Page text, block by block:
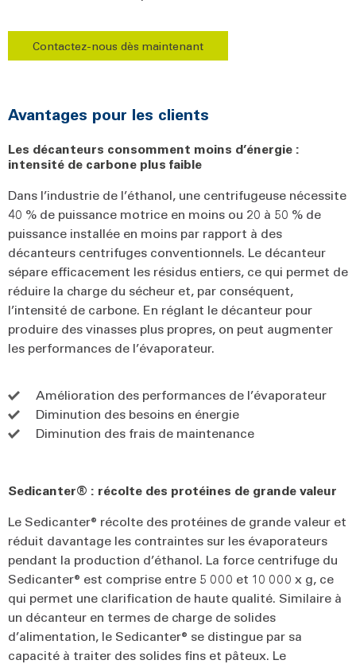
Contactez-nous dès maintenant
Avantages pour les clients
Les décanteurs consomment moins d’énergie :
intensité de carbone plus faible
Dans l’industrie de l’éthanol, une centrifugeuse nécessite
40 % de puissance motrice en moins ou 20 à 50 % de
puissance installée en moins par rapport à des
décanteurs centrifuges conventionnels. Le décanteur
sépare efficacement les résidus entiers, ce qui permet de
réduire la charge du sécheur et, par conséquent,
l’intensité de carbone. En réglant le décanteur pour
produire des vinasses plus propres, on peut augmenter
les performances de l’évaporateur.
Amélioration des performances de l’évaporateur
Diminution des besoins en énergie
Diminution des frais de maintenance
Sedicanter® : récolte des protéines de grande valeur
Le Sedicanter® récolte des protéines de grande valeur et
réduit davantage les contraintes sur les évaporateurs
pendant la production d’éthanol. La force centrifuge du
Sedicanter® est comprise entre 5 000 et 10 000 x g, ce
qui permet une clarification de haute qualité. Similaire à
un décanteur en termes de charge de solides
d’alimentation, le Sedicanter® se distingue par sa
capacité à traiter des solides fins et pâteux. Le